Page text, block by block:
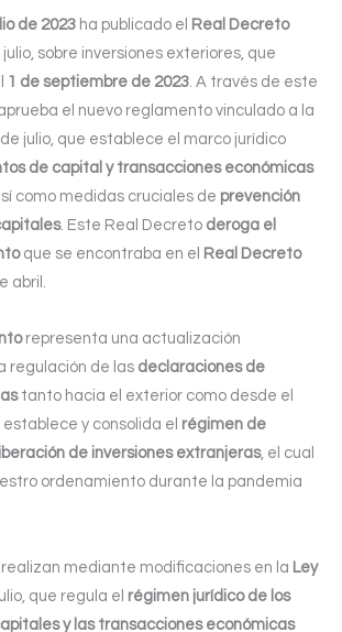
de 2023 ha publicado el Real Decreto
julio, sobre inversiones exteriores, que
1 de septiembre de 2023 . A través de este
el nuevo reglamento vinculado a la
julio, que establece el marco jurídico
de capital y transacciones económicas
como medidas cruciales de prevención
. Este Real Decreto deroga el
que se encontraba en el Real Decreto
abril.
representa una actualización
regulación de las declaraciones de
tanto hacia el exterior como desde el
y consolida el régimen de
de inversiones extranjeras, el cual
ordenamiento durante la pandemia
mediante modificaciones en la Ley
que regula el régimen jurídico de los
y las transacciones económicas